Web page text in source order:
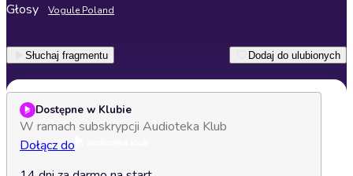
Głosy Vogule Poland
Słuchaj fragmentu Dodaj do ulubionych
Dostępne w Klubie
W ramach subskrypcji Audioteka Klub
Dołącz do